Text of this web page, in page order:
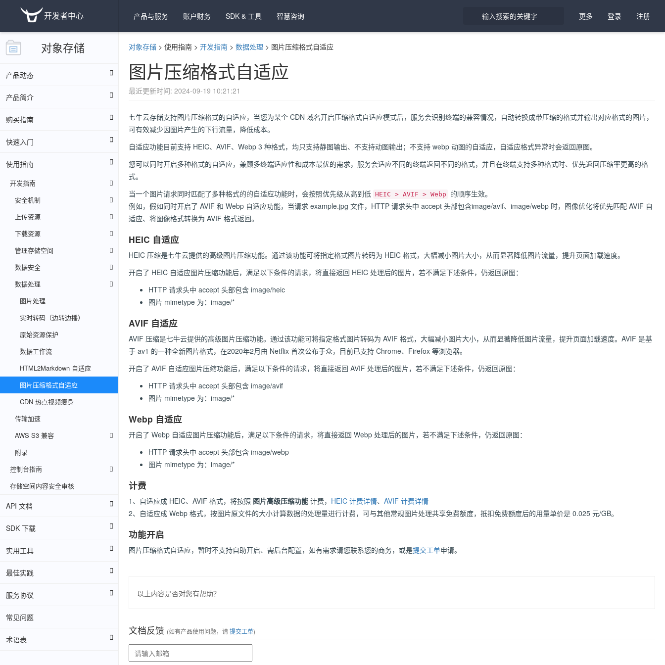
开发者中心 产品与服务 账户财务 SDK & 工具 智慧咨询 更多 登录 注册
对象存储
产品动态
产品简介
购买指南
快速入门
使用指南
开发指南
安全机制
上传资源
下载资源
管理存储空间
数据安全
数据处理
图片处理
实时转码（边转边播）
原始资源保护
数据工作流
HTML2Markdown 自适应
图片压缩格式自适应
CDN 热点视频瘦身
传输加速
AWS S3 兼容
附录
控制台指南
存储空间内容安全审核
API 文档
SDK 下载
实用工具
最佳实践
服务协议
常见问题
术语表
对象存储 > 使用指南 > 开发指南 > 数据处理 > 图片压缩格式自适应
图片压缩格式自适应
最近更新时间: 2024-09-19 10:21:21
七牛云存储支持图片压缩格式的自适应，当您为某个 CDN 域名开启压缩格式自适应模式后，服务会识别终端的兼容情况，自动转换成带压缩的格式并输出对应格式的图片，
可有效减少因图片产生的下行流量，降低成本。
自适应功能目前支持 HEIC、AVIF、Webp 3 种格式，均只支持静图输出、不支持动图输出；不支持 webp 动图的自适应，自适应格式异常时会返回原图。
您可以同时开启多种格式的自适应，兼顾多终端适应性和成本最优的需求，服务会适应不同的终端返回不同的格式，并且在终端支持多种格式时、优先返回压缩率更高的格
式。
当一个图片请求同时匹配了多种格式的的自适应功能时，会按照优先级从高到低 HEIC > AVIF > Webp
的顺序生效。
例如，假如同时开启了 AVIF 和 Webp 自适应功能，当请求 example.jpg 文件，HTTP 请求头中 accept 头部包含image/avif、image/webp 时，图像优化将优先匹配 AVIF 自
适应、将图像格式转换为 AVIF 格式返回。
HEIC 自适应
HEIC 压缩是七牛云提供的高级图片压缩功能。通过该功能可将指定格式图片转码为 HEIC 格式，大幅减小图片大小，从而显著降低图片流量，提升页面加载速度。
开启了 HEIC 自适应图片压缩功能后，满足以下条件的请求，将直接返回 HEIC 处理后的图片，若不满足下述条件，仍返回原图：
HTTP 请求头中 accept 头部包含 image/heic
图片 mimetype 为：image/*
AVIF 自适应
AVIF 压缩是七牛云提供的高级图片压缩功能。通过该功能可将指定格式图片转码为 AVIF 格式，大幅减小图片大小，从而显著降低图片流量，提升页面加载速度。AVIF 是基
于 av1 的一种全新图片格式，在2020年2月由 Netflix 首次公布于众，目前已支持 Chrome、Firefox 等浏览器。
开启了 AVIF 自适应图片压缩功能后，满足以下条件的请求，将直接返回 AVIF 处理后的图片，若不满足下述条件，仍返回原图：
HTTP 请求头中 accept 头部包含 image/avif
图片 mimetype 为：image/*
Webp 自适应
开启了 Webp 自适应图片压缩功能后，满足以下条件的请求，将直接返回 Webp 处理后的图片，若不满足下述条件，仍返回原图：
HTTP 请求头中 accept 头部包含 image/webp
图片 mimetype 为：image/*
计费
1、自适应成 HEIC、AVIF 格式，将按照 图片高级压缩功能 计费， HEIC 计费详情、 AVIF 计费详情
2、自适应成 Webp 格式，按图片原文件的大小计算数据的处理量进行计费，可与其他常规图片处理共享免费额度，抵扣免费额度后的用量单价是 0.025 元/GB。
功能开启
图片压缩格式自适应，暂时不支持自助开启、需后台配置，如有需求请您联系您的商务，或是提交工单申请。
以上内容是否对您有帮助？
文档反馈 (如有产品使用问题，请提交工单)